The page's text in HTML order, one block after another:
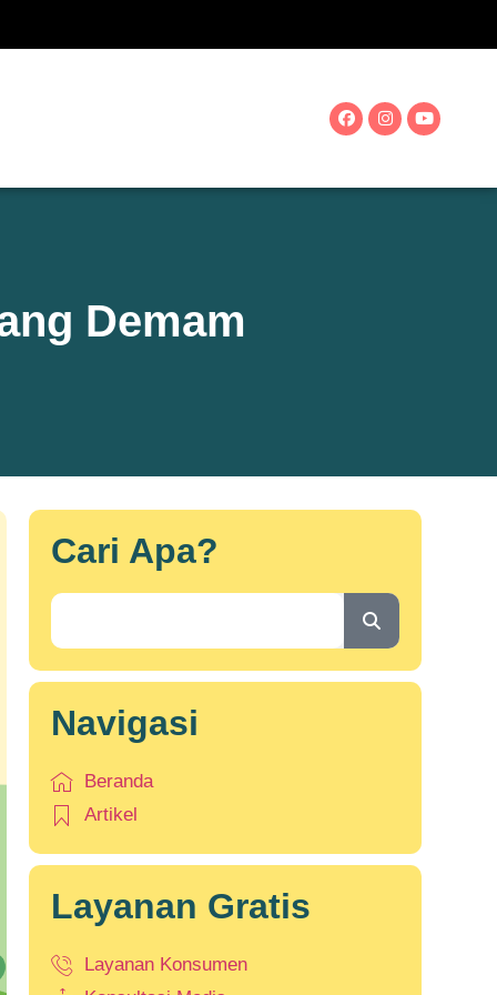
Demam
Cari Apa?
Navigasi
Beranda
Artikel
Layanan Gratis
Layanan Konsumen